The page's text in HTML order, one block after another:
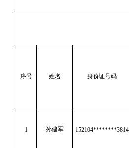
序号 姓名 身份证号码
1 孙建军 152104********3814